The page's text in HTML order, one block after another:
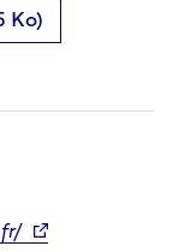
Ko)